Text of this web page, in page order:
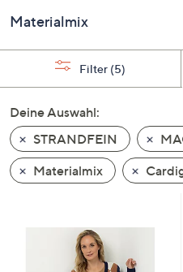
Pfeiltasten
nach
und
nach
unten
oder
wischen
Sie
Materialmix
Filter (5)
Deine Auswahl:
STRANDFEIN
Materialmix